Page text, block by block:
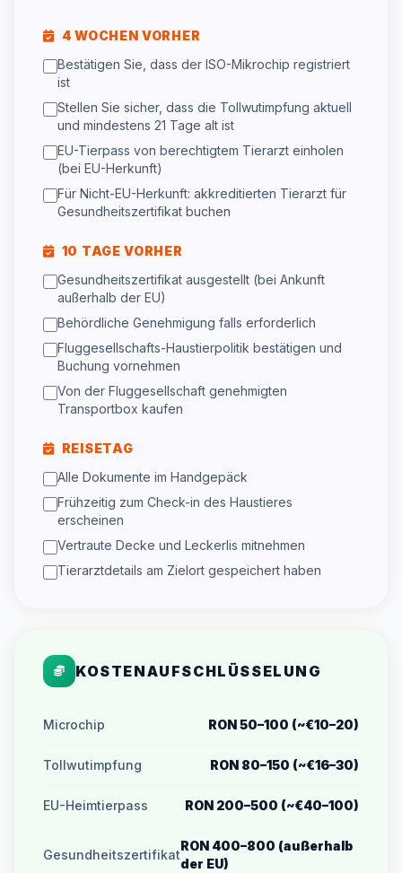
4 WOCHEN VORHER
Bestätigen Sie, dass der ISO-Mikrochip registriert
ist
Stellen Sie sicher, dass die Tollwutimpfung aktuell
und mindestens 21 Tage alt ist
EU-Tierpass von berechtigtem Tierarzt einholen
(bei EU-Herkunft)
Für Nicht-EU-Herkunft: akkreditierten Tierarzt für
Gesundheitszertifikat buchen
10 TAGE VORHER
Gesundheitszertifikat ausgestellt (bei Ankunft
außerhalb der EU)
Behördliche Genehmigung falls erforderlich
Fluggesellschafts-Haustierpolitik bestätigen und
Buchung vornehmen
Von der Fluggesellschaft genehmigten
Transportbox kaufen
REISETAG
Alle Dokumente im Handgepäck
Frühzeitig zum Check-in des Haustieres
erscheinen
Vertraute Decke und Leckerlis mitnehmen
Tierarztdetails am Zielort gespeichert haben
KOSTENAUFSCHLÜSSELUNG
Microchip RON 50–100 (~€10–20)
Tollwutimpfung RON 80–150 (~€16–30)
EU-Heimtierpass RON 200–500 (~€40–100)
Gesundheitszertifikat
RON 400–800 (außerhalb
der EU)